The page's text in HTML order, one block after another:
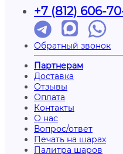
+7 (812) 606-
Обратный звонок
Партнерам
Доставка
Отзывы
Оплата
Контакты
О нас
Вопрос/ответ
Печать на шарах
Палитра шаров